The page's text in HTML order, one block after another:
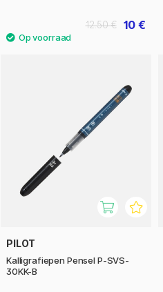
10 €
12.50 €
PILOT
Kalligrafiepen Pensel P-SVS-
30KK-B